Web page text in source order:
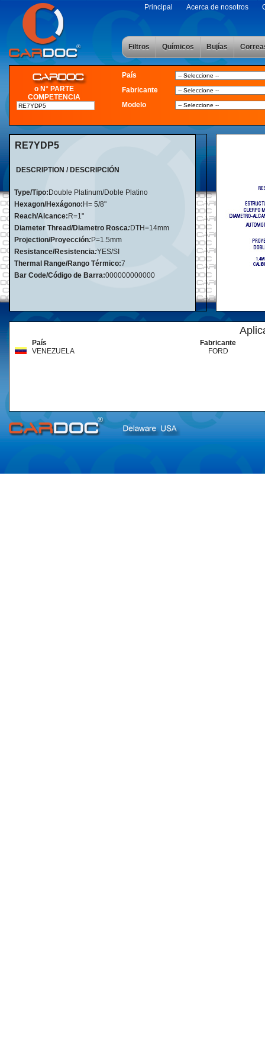
Principal Acerca de nosotros
Filtros Químicos Bujías
o N° PARTE
COMPETENCIA
País
Fabricante
Modelo
RE7YDP5
DESCRIPTION / DESCRIPCIÓN
Type/Tipo: Double Platinum/Doble Platino
Hexagon/Hexágono: H= 5/8"
Reach/Alcance: R=1"
Diameter Thread/Diametro Rosca:DTH=14mm
Projection/Proyección:P=1.5mm
Resistance/Resistencia:YES/SI
Thermal Range/Rango Térmico:7
Bar Code/Código de Barra:000000000000
País
Fabricante
VENEZUELA
FORD